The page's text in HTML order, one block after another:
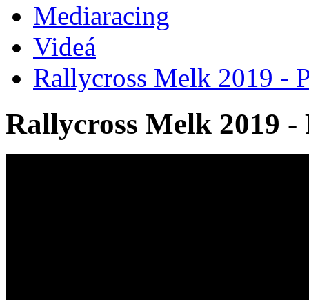
Mediaracing
Videá
Rallycross Melk 2019 -
Rallycross Melk 2019 -